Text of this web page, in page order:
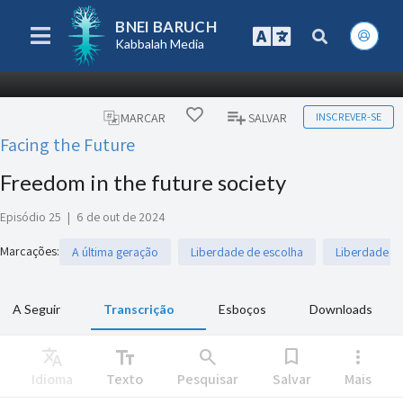
BNEI BARUCH
Kabbalah Media
MARCAR SALVAR INSCREVER-SE
Facing the Future
Freedom in the future society
Episódio 25 | 6 de out de 2024
Marcações: A última geração Liberdade de escolha Liberdade
A Seguir Transcrição Esboços Downloads
Translate
Idioma
text_fields
Texto
search
Pesquisar
bookmark
Salvar
more_vert
Mais